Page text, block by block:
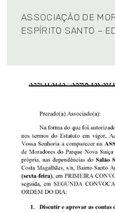
ASSOCIAÇÃO DE
ESPÍRITO SANTO –